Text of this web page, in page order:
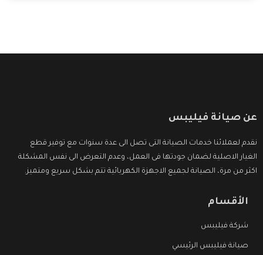
عن صيانة فيليبس
نقدم لعملائنا خدمات الصيانة التى تصل الى عدة سنوات مع توفير قطع
الغيار الاصلية لضمان جودتها فى العمل، وعدم التعرض الى نفس المشكلة
اكثر من مرة، الصيانة لجميع الاجهزة الكهربائية تتم بشكل سريع ومتميز.
الأقسام
شركة فيليبس
صيانة فيليبس الرئيسي